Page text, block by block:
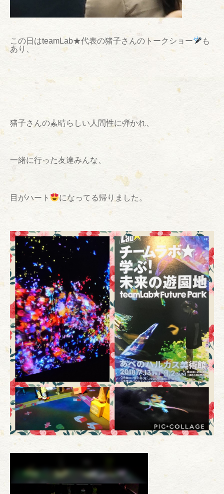
この日はteamLab★代表の猪子さんのトークショー
も
あり、
猪子さんの素晴らしい人間性に弾かれ、
一緒に行った友達みんな、
目がハート になってる帰りました。